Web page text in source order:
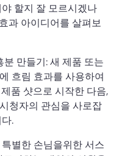
할지 잘 모르시겠나
과 아이디어를 살펴보
만들기: 새 제품 또는
흐림 효과를 사용하여
품 샷으로 시작한 다음,
청자의 관심을 사로잡
.
별한 손님을위한 서스